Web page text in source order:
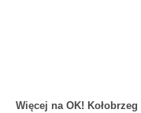
Więcej na OK! Kołobrzeg